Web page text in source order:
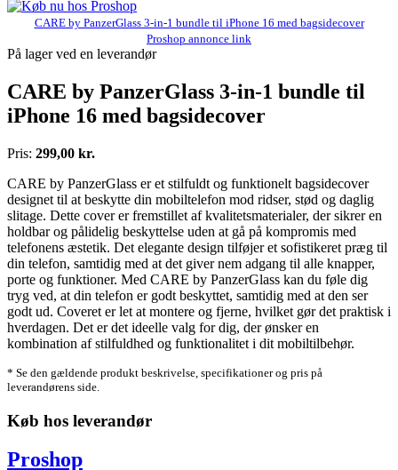
CARE by PanzerGlass 3-in-1 bundle til iPhone 16 med bagsidecover
Proshop annonce link
På lager ved en leverandør
CARE by PanzerGlass 3-in-1 bundle til
iPhone 16 med bagsidecover
Pris: 299,00 kr.
CARE by PanzerGlass er et stilfuldt og funktionelt bagsidecover
designet til at beskytte din mobiltelefon mod ridser, stød og daglig
slitage. Dette cover er fremstillet af kvalitetsmaterialer, der sikrer en
holdbar og pålidelig beskyttelse uden at gå på kompromis med
telefonens æstetik. Det elegante design tilføjer et sofistikeret præg til
din telefon, samtidig med at det giver nem adgang til alle knapper,
porte og funktioner. Med CARE by PanzerGlass kan du føle dig
tryg ved, at din telefon er godt beskyttet, samtidig med at den ser
godt ud. Coveret er let at montere og fjerne, hvilket gør det praktisk i
hverdagen. Det er det ideelle valg for dig, der ønsker en
kombination af stilfuldhed og funktionalitet i dit mobiltilbehør.
* Se den gældende produkt beskrivelse, specifikationer og pris på
leverandørens side.
Køb hos leverandør
Proshop